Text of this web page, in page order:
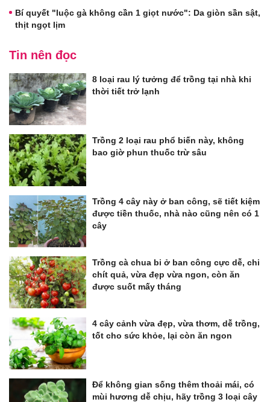
Bí quyết "luộc gà không cần 1 giọt nước": Da giòn sần sật,
thịt ngọt lịm
Tin nên đọc
8 loại rau lý tưởng để trồng tại nhà khi
thời tiết trở lạnh
Trồng 2 loại rau phổ biến này, không
bao giờ phun thuốc trừ sâu
Trồng 4 cây này ở ban công, sẽ tiết kiệm
được tiền thuốc, nhà nào cũng nên có 1
cây
Trồng cà chua bi ở ban công cực dễ, chi
chít quả, vừa đẹp vừa ngon, còn ăn
được suốt mấy tháng
4 cây cảnh vừa đẹp, vừa thơm, dễ trồng,
tốt cho sức khỏe, lại còn ăn ngon
Để không gian sống thêm thoải mái, có
mùi hương dễ chịu, hãy trồng 3 loại cây